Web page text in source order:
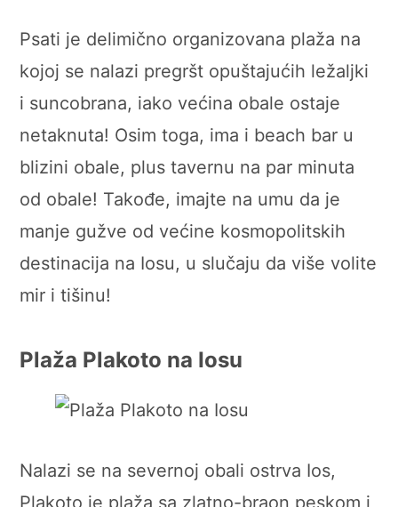
Psati je delimično organizovana plaža na
kojoj se nalazi pregršt opuštajućih ležaljki
i suncobrana, iako većina obale ostaje
netaknuta! Osim toga, ima i beach bar u
blizini obale, plus tavernu na par minuta
od obale! Takođe, imajte na umu da je
manje gužve od većine kosmopolitskih
destinacija na Iosu, u slučaju da više volite
mir i tišinu!
Plaža Plakoto na Iosu
Nalazi se na severnoj obali ostrva Ios,
Plakoto je plaža sa zlatno-braon peskom i